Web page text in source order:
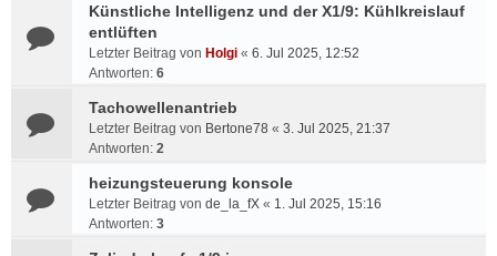
Künstliche Intelligenz und der X1/9: Kühlkreislauf
entlüften
Letzter Beitrag von Holgi « 6. Jul 2025, 12:52
Antworten: 6
Tachowellenantrieb
Letzter Beitrag von Bertone78 « 3. Jul 2025, 21:37
Antworten: 2
heizungsteuerung konsole
Letzter Beitrag von de_la_fX « 1. Jul 2025, 15:16
Antworten: 3